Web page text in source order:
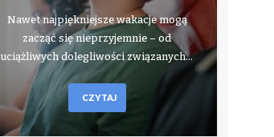
Nawet najpiękniejsze wakacje mogą
zacząć się nieprzyjemnie – od
uciążliwych dolegliwości związanych…
CZYTAJ